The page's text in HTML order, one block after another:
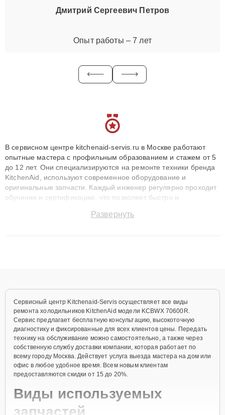
Дмитрий Сергеевич Петров
Опыт работы – 7 лет
В сервисном центре kitchenaid-servis.ru в Москве работают
опытные мастера с профильным образованием и стажем от 5
до 12 лет. Они специализируются на ремонте техники бренда
KitchenAid, используют современное оборудование и
оригинальные запчасти. Каждый инженер регулярно проходит
обучение и сертификацию, что позволяет быстро и
сохранением гарантии до 3 лет. Наши мастера решают
Развернуть
Сервисный центр Kitchenaid-Servis осуществляет все виды
ремонта холодильников KitchenAid модели KCBWX 70600R.
Сервис предлагает бесплатную консультацию, высокоточную
диагностику и фиксированные для всех клиентов цены. Передать
технику на обслуживание можно самостоятельно, а также через
собственную службу доставки компании, которая работает по
всему городу Москва. Действует услуга выезда мастера на дом или
офис в любое удобное время. Всем новым клиентам
предоставляются скидки от 15 до 20%.
Виды используемых
запчастей